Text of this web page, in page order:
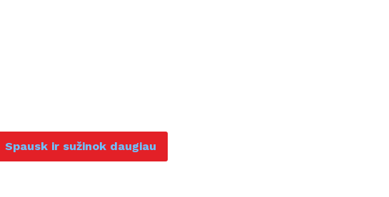
Spausk ir sužinok daugiau